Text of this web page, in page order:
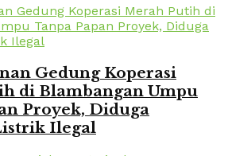
Gedung Koperasi
di Blambangan Umpu
Proyek, Diduga
Ilegal